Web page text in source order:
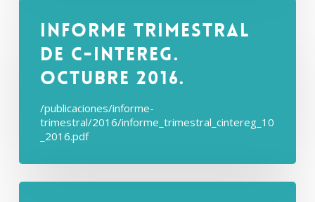
Informe Trimestral
de C-intereg.
Octubre 2016.
/publicaciones/informe-
trimestral/2016/informe_trimestral_cintereg_10
_2016.pdf